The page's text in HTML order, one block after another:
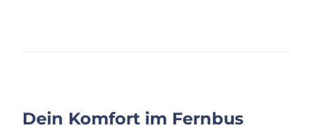
Dein Komfort im Fernbus